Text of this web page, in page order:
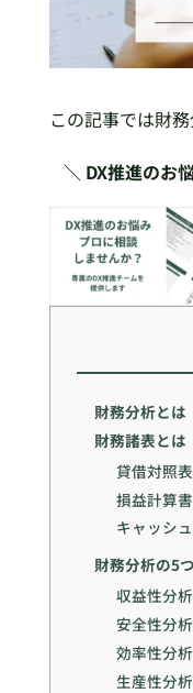
この記事では財
＼ DX推進のお
財務分析とは
財務諸表とは
貸借対照表
損益計算書
キャッシ
財務分析の5
収益性分析
安全性分析
効率性分析
生産性分析